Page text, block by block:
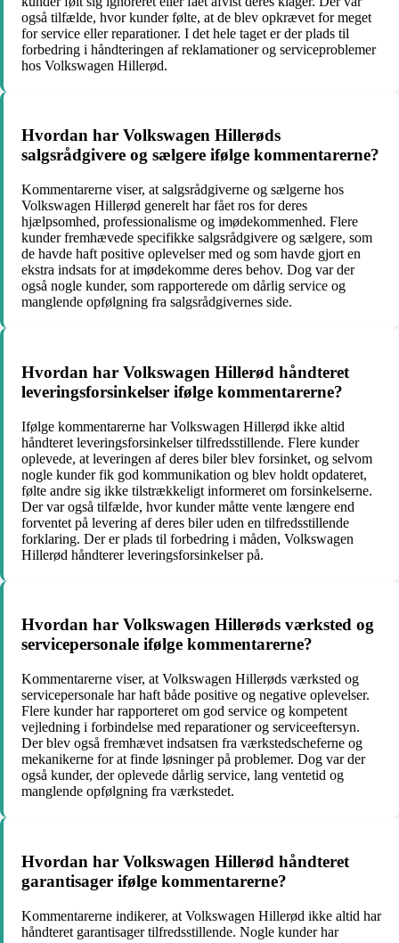
også tilfælde, hvor kunder følte, at de blev opkrævet for meget
for service eller reparationer. I det hele taget er der plads til
forbedring i håndteringen af reklamationer og serviceproblemer
hos Volkswagen Hillerød.
Hvordan har Volkswagen Hillerøds
salgsrådgivere og sælgere ifølge kommentarerne?
Kommentarerne viser, at salgsrådgiverne og sælgerne hos
Volkswagen Hillerød generelt har fået ros for deres
hjælpsomhed, professionalisme og imødekommenhed. Flere
kunder fremhævede specifikke salgsrådgivere og sælgere, som
de havde haft positive oplevelser med og som havde gjort en
ekstra indsats for at imødekomme deres behov. Dog var der
også nogle kunder, som rapporterede om dårlig service og
manglende opfølgning fra salgsrådgivernes side.
Hvordan har Volkswagen Hillerød håndteret
leveringsforsinkelser ifølge kommentarerne?
Ifølge kommentarerne har Volkswagen Hillerød ikke altid
håndteret leveringsforsinkelser tilfredsstillende. Flere kunder
oplevede, at leveringen af deres biler blev forsinket, og selvom
nogle kunder fik god kommunikation og blev holdt opdateret,
følte andre sig ikke tilstrækkeligt informeret om forsinkelserne.
Der var også tilfælde, hvor kunder måtte vente længere end
forventet på levering af deres biler uden en tilfredsstillende
forklaring. Der er plads til forbedring i måden, Volkswagen
Hillerød håndterer leveringsforsinkelser på.
Hvordan har Volkswagen Hillerøds værksted og
servicepersonale ifølge kommentarerne?
Kommentarerne viser, at Volkswagen Hillerøds værksted og
servicepersonale har haft både positive og negative oplevelser.
Flere kunder har rapporteret om god service og kompetent
vejledning i forbindelse med reparationer og serviceeftersyn.
Der blev også fremhævet indsatsen fra værkstedscheferne og
mekanikerne for at finde løsninger på problemer. Dog var der
også kunder, der oplevede dårlig service, lang ventetid og
manglende opfølgning fra værkstedet.
Hvordan har Volkswagen Hillerød håndteret
garantisager ifølge kommentarerne?
Kommentarerne indikerer, at Volkswagen Hillerød ikke altid har
håndteret garantisager tilfredsstillende. Nogle kunder har